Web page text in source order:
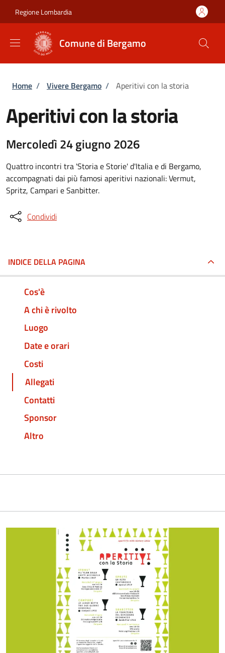
Regione Lombardia
Comune di Bergamo
Briciole di pane
Home / Vivere Bergamo / Aperitivi con la storia
Aperitivi con la storia
Mercoledì 24 giugno 2026
Quattro incontri tra 'Storia e Storie' d'Italia e di Bergamo,
accompagnati dai più famosi aperitivi nazionali: Vermut,
Spritz, Campari e Sanbitter.
Condividi
INDICE DELLA PAGINA
Cos'è
A chi è rivolto
Luogo
Date e orari
Costi
Allegati
Contatti
Sponsor
Altro